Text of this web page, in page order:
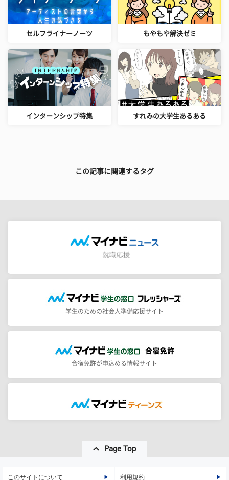
セルフライナーノーツ もやもや解決ゼミ
インターンシップ特集 すれみの大学生あるある
この記事に関連するタグ
学生のための社会人準備応援サイト
合宿免許が申込める情報サイト
Page Top
このサイトについて 利用規約